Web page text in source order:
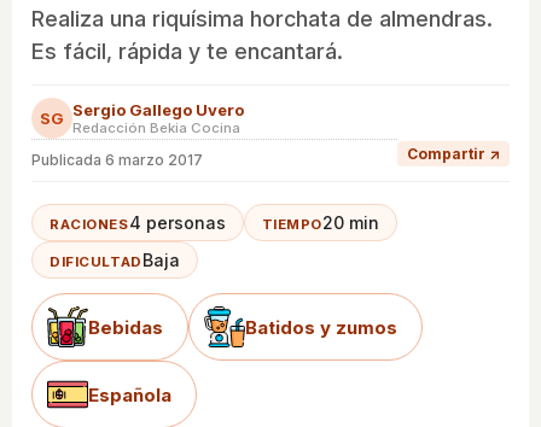
Realiza una riquísima horchata de almendras.
Es fácil, rápida y te encantará.
SG Sergio Gallego Uvero
Redacción Bekia Cocina
Publicada 6 marzo 2017 Compartir ↗
RACIONES4 personas TIEMPO20 min
DIFICULTAD Baja
Bebidas Batidos y zumos
Española